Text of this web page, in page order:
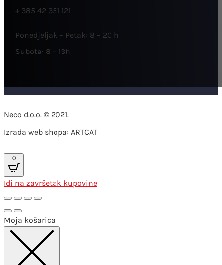
+ 385 42 351 121
Ponedjeljak – Petak: 8 – 20 h
Subota: 8 – 13h
Neco d.o.o. © 2021.
Izrada web shopa: ARTCAT
0
Idi na završetak kupovine
Moja košarica